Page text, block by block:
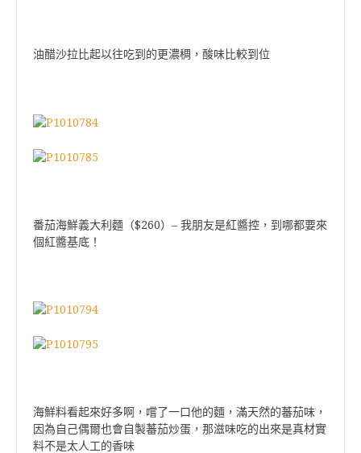
油醋沙拉比起以往吃到的更濃稠，酸味比較到位
番茄海鮮義大利麵（$260） – 我朋友是紅醬控，到哪都要來
個紅醬基底！
海鮮料看起來好多啊，嚐了一口他的麵，滿天然的蕃茄味，
因為自己偶爾也會自製蕃茄炒蛋，那滋味吃的出來是真材實
料不是太人工的香味